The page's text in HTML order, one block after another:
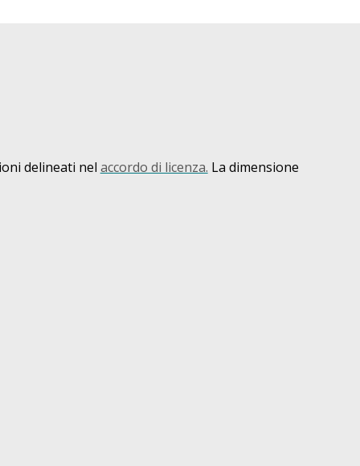
delineati nel accordo di licenza. La dimensione